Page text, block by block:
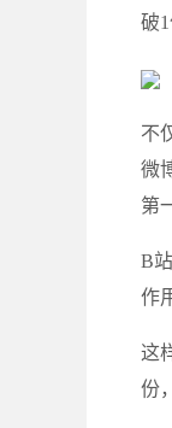
破
不
微
第
B
作
这
份